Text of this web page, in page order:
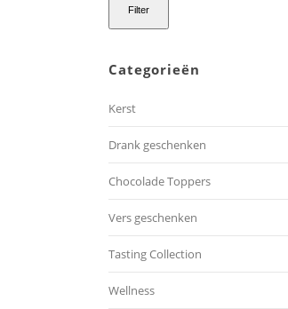
Filter
Categorieën
Kerst
Drank geschenken
Chocolade Toppers
Vers geschenken
Tasting Collection
Wellness